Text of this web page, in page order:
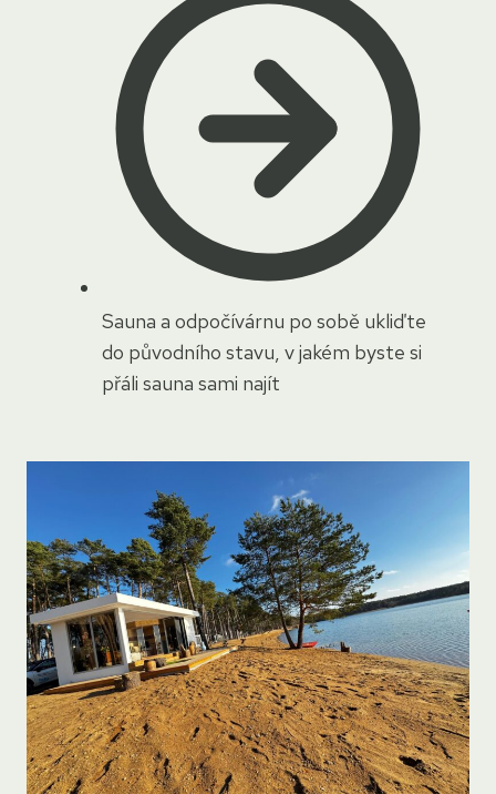
Sauna a odpočívárnu po sobě ukliďte
do původního stavu, v jakém byste si
přáli sauna sami najít